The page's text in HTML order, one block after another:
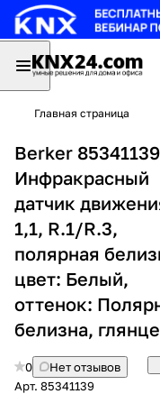
Главная страница
Berker 85341139
Инфракрасный
датчик
1,1, R.1/R.3,
полярная
цвет: Белый,
оттенок:
белизна,
0
Нет отзывов
Арт. 85341139